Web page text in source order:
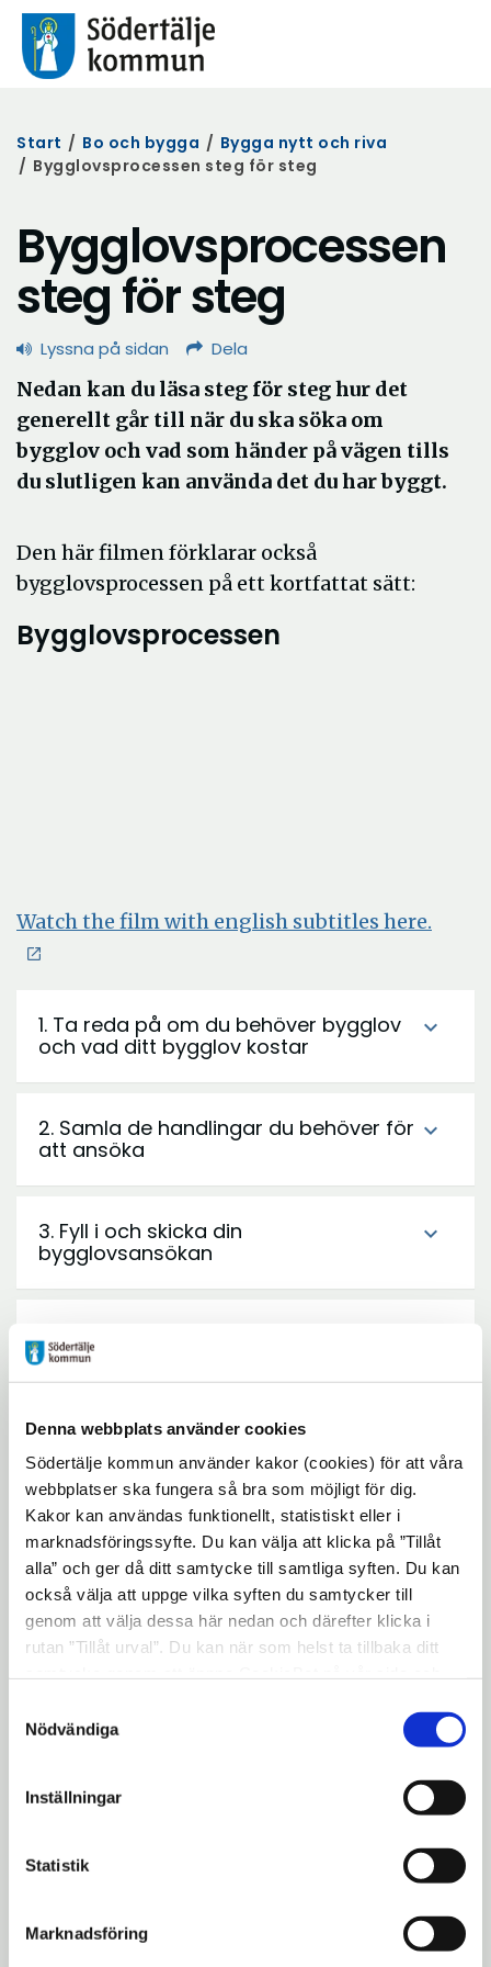
Denna webbplats använder cookies
Södertälje kommun använder kakor (cookies) för att våra
webbplatser ska fungera så bra som möjligt för dig.
Kakor kan användas funktionellt, statistiskt eller i
marknadsföringssyfte. Du kan välja att klicka på ”Tillåt
alla” och ger då ditt samtycke till samtliga syften. Du kan
också välja att uppge vilka syften du samtycker till
genom att välja dessa här nedan och därefter klicka i
rutan ”Tillåt urval”. Du kan när som helst ta tillbaka ditt
"Visa detaljer" kan du läsa om hur kakorna används och
hur vi och våra leverantörer inhämtar och behandlar
Nödvändiga
Inställningar
Statistik
Marknadsföring
Start / Bo och bygga / Bygga nytt och riva
/ Bygglovsprocessen steg för steg
Bygglovsprocessen
steg för steg
Lyssna på sidan Dela
Nedan kan du läsa steg för steg hur det
generellt går till när du ska söka om
bygglov och vad som händer på vägen tills
du slutligen kan använda det du har byggt.
Den här filmen förklarar också
bygglovsprocessen på ett kortfattat sätt:
Bygglovsprocessen
Watch the film with english subtitles here.
1. Ta reda på om du behöver bygglov
och vad ditt bygglov kostar
expand_more
2. Samla de handlingar du behöver för
att ansöka
expand_more
3. Fyll i och skicka din
bygglovsansökan
expand_more
4. Bygglovenheten ser över din
ansökan
5. Bygglovenheten fattar beslut om
bygglov
6. Bygglovenheten håller tekniskt
samråd - om det behövs
expand_more
7. Du får ditt startbesked expand_more
8 .Bygglovenheten gör
expand_more
slutsamråd - om det behövs
10. Du får ditt slutbesked och kan börja expand_more